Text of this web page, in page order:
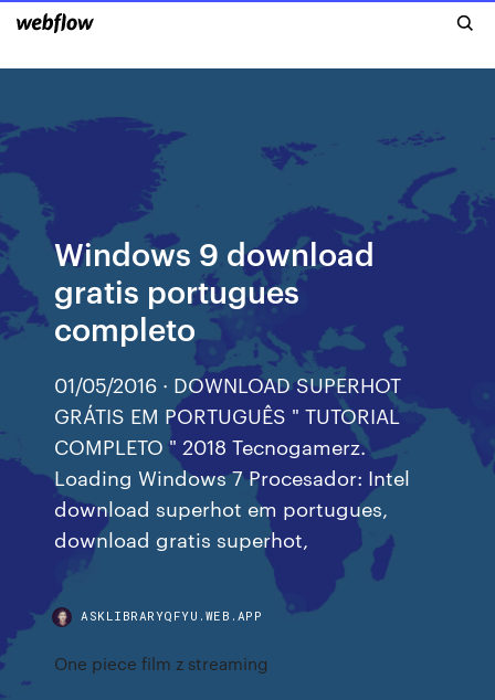
Windows 9 download
gratis portugues
completo
01/05/2016 · DOWNLOAD SUPERHOT
GRÁTIS EM PORTUGUÊS " TUTORIAL
COMPLETO " 2018 Tecnogamerz.
Loading Windows 7 Procesador: Intel
download superhot em portugues,
download gratis superhot,
ASKLIBRARYQFYU.WEB.APP
One piece film z streaming